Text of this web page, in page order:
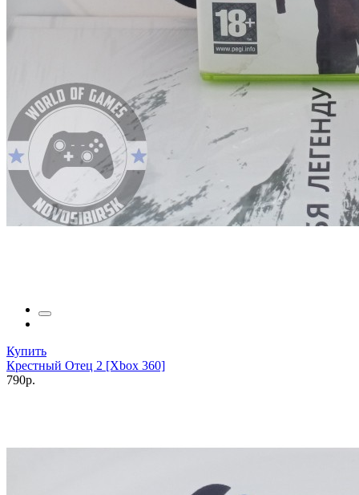
Купить
Крестный Отец 2 [Xbox 360]
790р.